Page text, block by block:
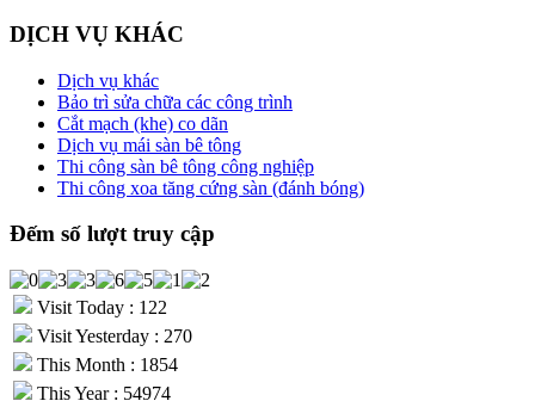
DỊCH VỤ KHÁC
Dịch vụ khác
Bảo trì sửa chữa các công trình
Cắt mạch (khe) co dãn
Dịch vụ mái sàn bê tông
Thi công sàn bê tông công nghiệp
Thi công xoa tăng cứng sàn (đánh bóng)
Đếm số lượt truy cập
Visit Today : 122
Visit Yesterday : 270
This Month : 1854
This Year : 54974